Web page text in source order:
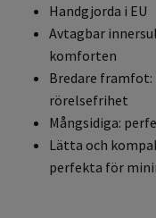
Handgjorda i EU
Avtagbar
komforten
Bredare
rörelsefrihet
Mångsidiga:
Lätta och
perfekta för